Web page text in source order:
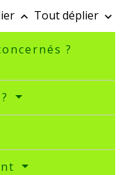
keyboard_arrow_up Tout déplier keyboard_arrow_down
?